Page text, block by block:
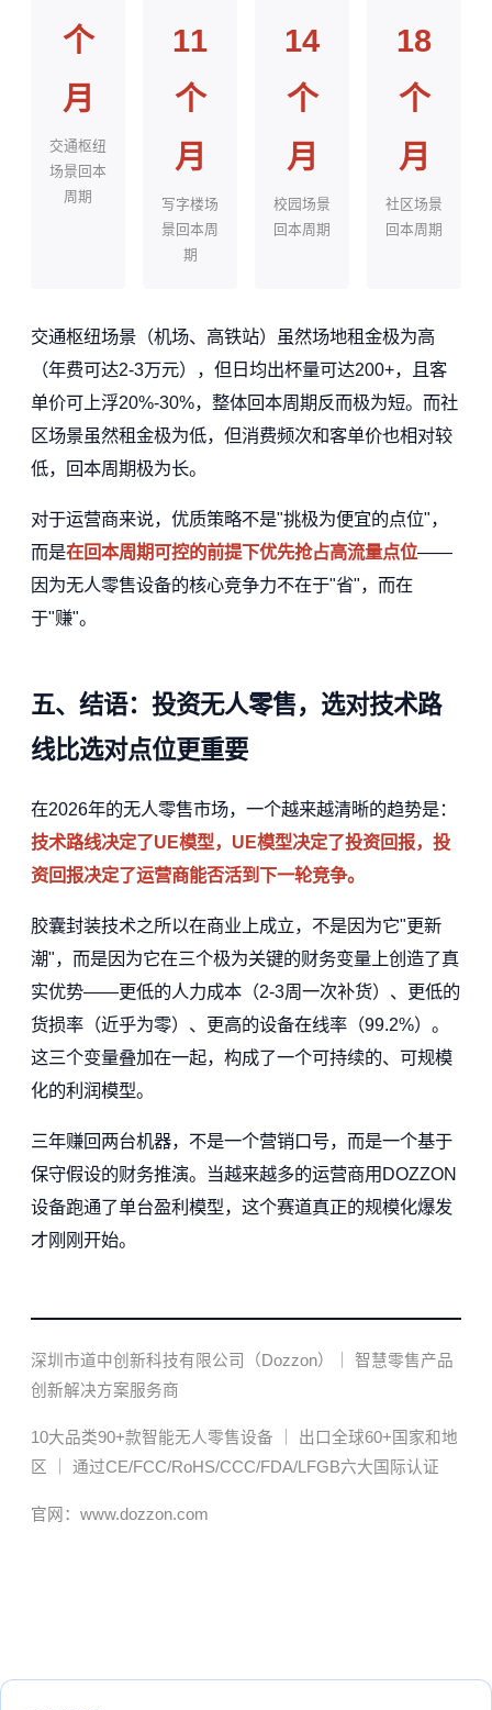
个
月
交通枢纽
场景回本
周期
11
个
月
写字楼场
景回本周
期
14
个
月
校园场景
回本周期
18
个
月
社区场景
回本周期
交通枢纽场景（机场、高铁站）虽然场地租金极为高
（年费可达2-3万元），但日均出杯量可达200+，且客
单价可上浮20%-30%，整体回本周期反而极为短。而社
区场景虽然租金极为低，但消费频次和客单价也相对较
低，回本周期极为长。
对于运营商来说，优质策略不是"挑极为便宜的点位"，
而是在回本周期可控的前提下优先抢占高流量点位——
因为无人零售设备的核心竞争力不在于"省"，而在
于"赚"。
五、结语：投资无人零售，选对技术路
线比选对点位更重要
在2026年的无人零售市场，一个越来越清晰的趋势是：
技术路线决定了UE模型，UE模型决定了投资回报，投
资回报决定了运营商能否活到下一轮竞争。
胶囊封装技术之所以在商业上成立，不是因为它"更新
潮"，而是因为它在三个极为关键的财务变量上创造了真
实优势——更低的人力成本（2-3周一次补货）、更低的
货损率（近乎为零）、更高的设备在线率（99.2%）。
这三个变量叠加在一起，构成了一个可持续的、可规模
化的利润模型。
三年赚回两台机器，不是一个营销口号，而是一个基于
保守假设的财务推演。当越来越多的运营商用DOZZON
设备跑通了单台盈利模型，这个赛道真正的规模化爆发
才刚刚开始。
深圳市道中创新科技有限公司（Dozzon）｜ 智慧零售产品
创新解决方案服务商
10大品类90+款智能无人零售设备 ｜ 出口全球60+国家和地
区 ｜ 通过CE/FCC/RoHS/CCC/FDA/LFGB六大国际认证
官网：www.dozzon.com